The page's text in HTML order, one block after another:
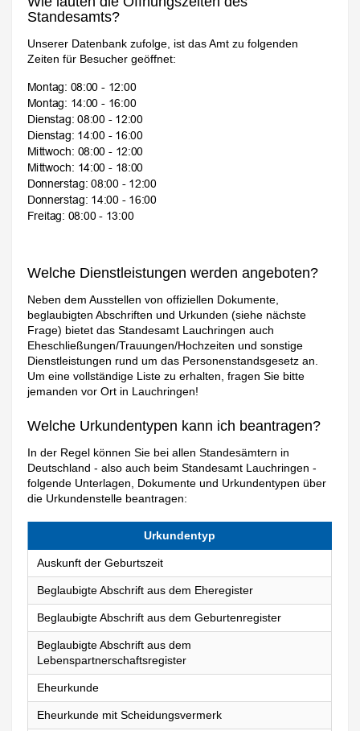
Standesamts?
Unserer Datenbank zufolge, ist das Amt zu folgenden
Zeiten für Besucher geöffnet:
Welche Dienstleistungen werden angeboten?
Neben dem Ausstellen von offiziellen Dokumente,
beglaubigten Abschriften und Urkunden (siehe nächste
Frage) bietet das Standesamt Lauchringen auch
Eheschließungen/Trauungen/Hochzeiten und sonstige
Dienstleistungen rund um das Personenstandsgesetz an.
Um eine vollständige Liste zu erhalten, fragen Sie bitte
jemanden vor Ort in Lauchringen!
Welche Urkundentypen kann ich beantragen?
In der Regel können Sie bei allen Standesämtern in
Deutschland - also auch beim Standesamt Lauchringen -
folgende Unterlagen, Dokumente und Urkundentypen über
die Urkundenstelle beantragen:
Urkundentyp
Auskunft der Geburtszeit
Beglaubigte Abschrift aus dem Eheregister
Beglaubigte Abschrift aus dem Geburtenregister
Beglaubigte Abschrift aus dem
Lebenspartnerschaftsregister
Eheurkunde
Eheurkunde mit Scheidungsvermerk